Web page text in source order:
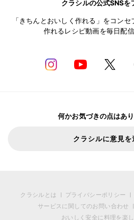
クラシルの公式SNSを
「きちんとおいしく作れる」をコンセ
作れるレシピ動画を毎日配信
何かお気づきの点はあ
クラシルに意見を
クラシルとは プライバシーポリシー
サービスに関してのお問い合わせ
おいしく安全に料理を楽